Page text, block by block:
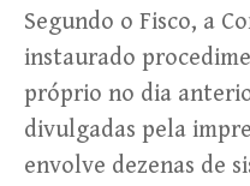
Segundo o Fisco, a
instaurado
próprio no dia
divulgadas pela
envolve dezenas de